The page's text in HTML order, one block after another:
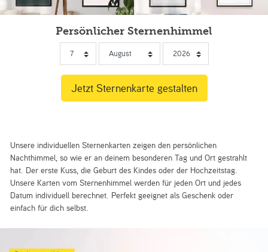
Persönlicher Sternenhimmel
Unsere individuellen Sternenkarten zeigen den persönlichen
Nachthimmel, so wie er an deinem besonderen Tag und Ort gestrahlt
hat. Der erste Kuss, die Geburt des Kindes oder der Hochzeitstag.
Unsere Karten vom Sternenhimmel werden für jeden Ort und jedes
Datum individuell berechnet. Perfekt geeignet als Geschenk oder
einfach für dich selbst.